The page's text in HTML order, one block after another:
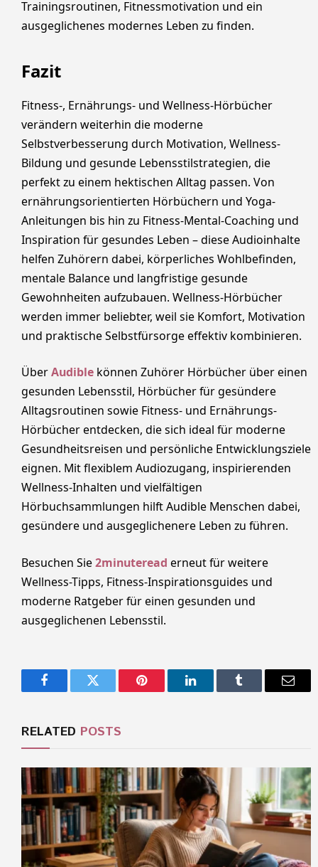
Trainingsroutinen, Fitnessmotivation und ein
ausgeglichenes modernes Leben zu finden.
Fazit
Fitness-, Ernährungs- und Wellness-Hörbücher
verändern weiterhin die moderne
Selbstverbesserung durch Motivation, Wellness-
Bildung und gesunde Lebensstilstrategien, die
perfekt zu einem hektischen Alltag passen. Von
ernährungsorientierten Hörbüchern und Yoga-
Anleitungen bis hin zu Fitness-Mental-Coaching und
Inspiration für gesundes Leben – diese Audioinhalte
helfen Zuhörern dabei, körperliches Wohlbefinden,
mentale Balance und langfristige gesunde
Gewohnheiten aufzubauen. Wellness-Hörbücher
werden immer beliebter, weil sie Komfort, Motivation
und praktische Selbstfürsorge effektiv kombinieren.
ÜberAudible können Zuhörer Hörbücher über einen
gesunden Lebensstil, Hörbücher für gesündere
Alltagsroutinen sowie Fitness- und Ernährungs-
Hörbücher entdecken, die sich ideal für moderne
Gesundheitsreisen und persönliche Entwicklungsziele
eignen. Mit flexiblem Audiozugang, inspirierenden
Wellness-Inhalten und vielfältigen
Hörbuchsammlungen hilft Audible Menschen dabei,
gesündere und ausgeglichenere Leben zu führen.
Besuchen Sie2minuteread erneut für weitere
Wellness-Tipps, Fitness-Inspirationsguides und
moderne Ratgeber für einen gesunden und
ausgeglichenen Lebensstil.
FacebookTwitter Pinterest LinkedInTumblr Email
RELATED POSTS